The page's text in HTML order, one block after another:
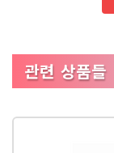
관련 상품들